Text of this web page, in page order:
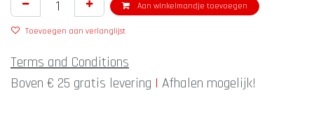
Aan winkelmandje toevoegen
Toevoegen aan verlanglijst
Terms and Conditions
Boven € 25 gratis levering | Afhalen mogelijk!